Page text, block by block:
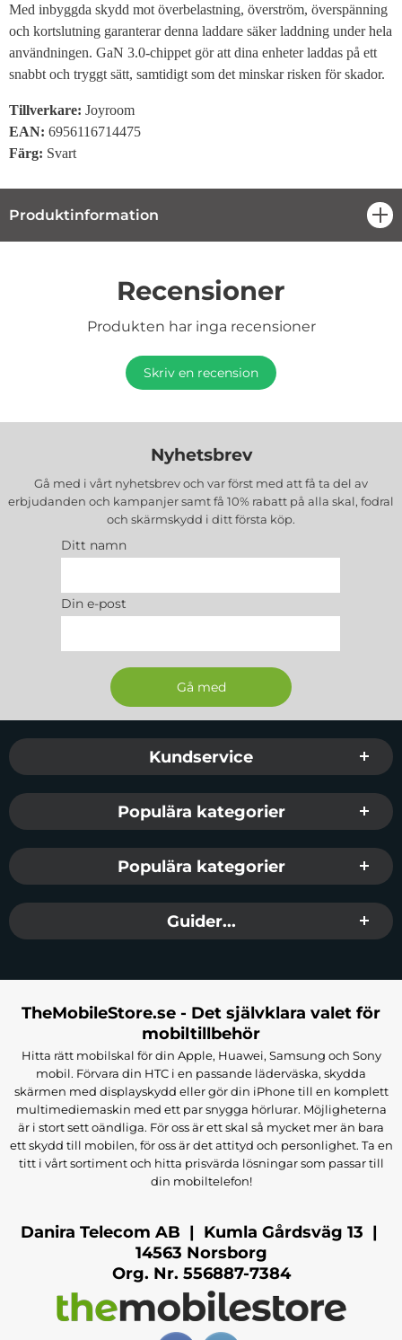
Med inbyggda skydd mot överbelastning, överström, överspänning
och kortslutning garanterar denna laddare säker laddning under hela
användningen. GaN 3.0-chippet gör att dina enheter laddas på ett
snabbt och tryggt sätt, samtidigt som det minskar risken för skador.
Tillverkare: Joyroom
EAN: 6956116714475
Färg: Svart
Produktinformation
Recensioner
Produkten har inga recensioner
Skriv en recension
Nyhetsbrev
Gå med i vårt nyhetsbrev och var först med att få ta del av
erbjudanden och kampanjer samt få 10% rabatt på alla skal, fodral
och skärmskydd i ditt första köp.
Ditt namn
Din e-post
Sidfot Blandad info och länkar
Kundservice
Populära kategorier
Populära kategorier
Guider...
TheMobileStore.se - Det självklara valet för
mobiltillbehör
Hitta rätt mobilskal för din Apple, Huawei, Samsung och Sony
mobil. Förvara din HTC i en passande läderväska, skydda
skärmen med displayskydd eller gör din iPhone till en komplett
multimediemaskin med ett par snygga hörlurar. Möjligheterna
är i stort sett oändliga. För oss är ett skal så mycket mer än bara
ett skydd till mobilen, för oss är det attityd och personlighet. Ta en
titt i vårt sortiment och hitta prisvärda lösningar som passar till
din mobiltelefon!
Danira Telecom AB | Kumla Gårdsväg 13 |
14563 Norsborg
Org. Nr. 556887-7384